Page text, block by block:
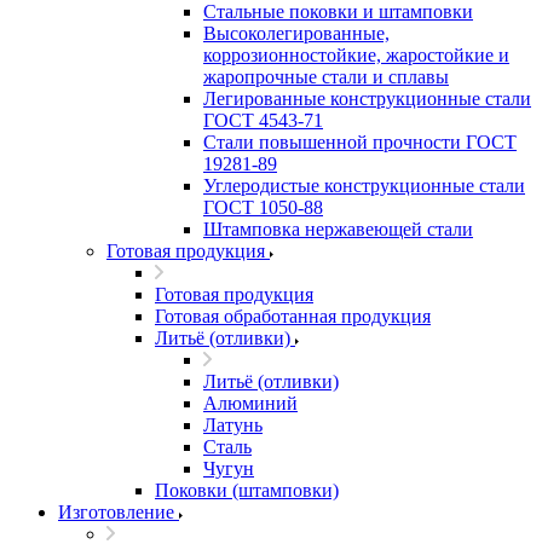
Стальные поковки и штамповки
Высоколегированные,
коррозионностойкие, жаростойкие и
жаропрочные стали и сплавы
Легированные конструкционные стали
ГОСТ 4543-71
Стали повышенной прочности ГОСТ
19281-89
Углеродистые конструкционные стали
ГОСТ 1050-88
Штамповка нержавеющей стали
Готовая продукция
Готовая продукция
Готовая обработанная продукция
Литьё (отливки)
Литьё (отливки)
Алюминий
Латунь
Сталь
Чугун
Поковки (штамповки)
Изготовление